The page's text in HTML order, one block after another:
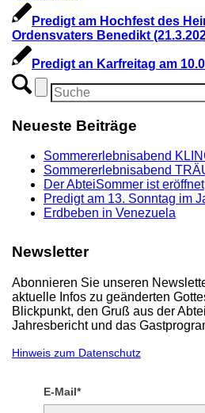
Predigt am Hochfest des
Ordensvaters Benedikt
Predigt an Karfreitag am
Neueste Beiträge
Sommererlebnisabend
Sommererlebnisabend
Der AbteiSommer ist eröffnet
Predigt am 13. Sonntag im
Erdbeben in Venezuela
Newsletter
Abonnieren Sie unseren
aktuelle Infos zu geänderten
Blickpunkt, den Gruß aus der
Jahresbericht und das
Hinweis zum Datenschutz
E-Mail*